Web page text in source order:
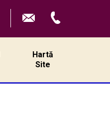
Hartă
Site